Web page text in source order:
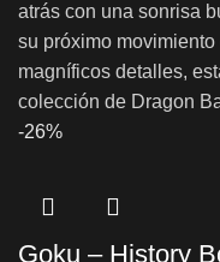
atrás con una sonrisa
su próximo movimiento
magníficos detalles,
colección de Dragon
-26%
Goku – History